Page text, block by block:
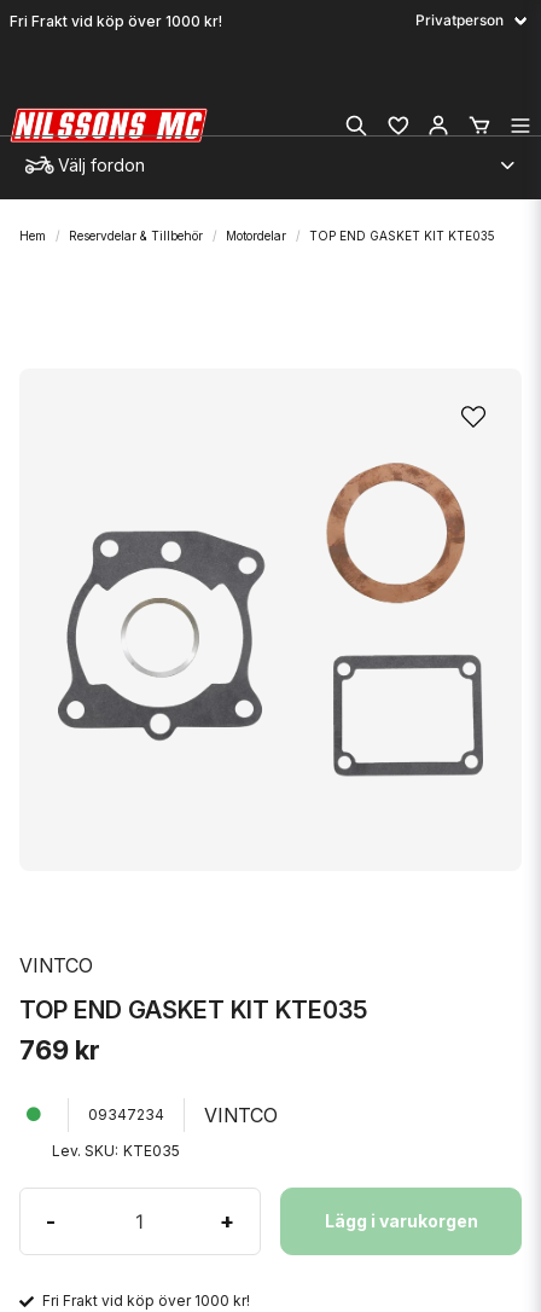
Fri Frakt vid köp över 1000 kr!
Välj fordon
Hem Reservdelar & Tillbehör Motordelar TOP END GASKET KIT KTE035
VINTCO
TOP END GASKET KIT KTE035
769 kr
09347234 VINTCO
Lev. SKU: KTE035
- + Lägg i varukorgen
Fri Frakt vid köp över 1000 kr!